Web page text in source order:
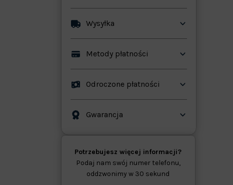
Wysyłka
Metody płatności
Odroczone płatności
Gwarancja
Potrzebujesz więcej informacji?
Podaj nam swój numer telefonu,
oddzwonimy w 30 sekund